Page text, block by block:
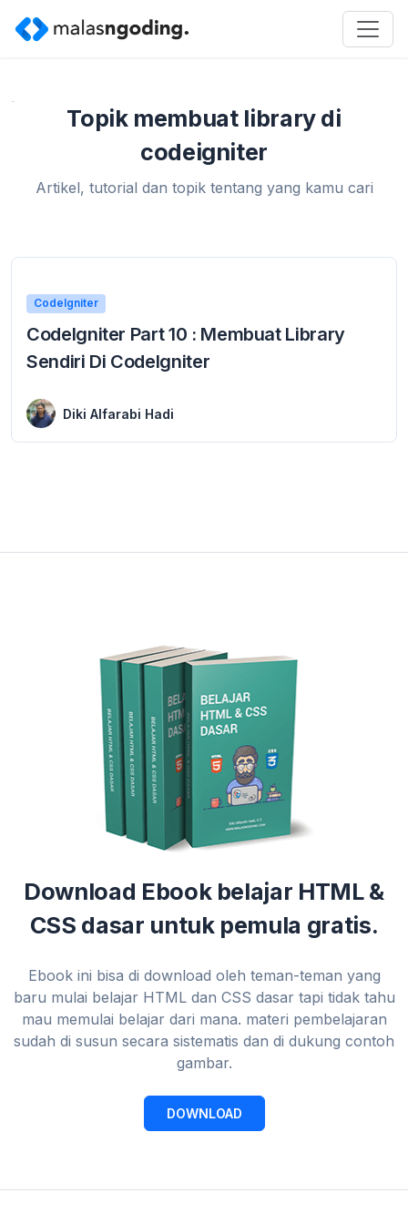
Topik membuat library di
codeigniter
Artikel, tutorial dan topik tentang yang kamu cari
CodeIgniter
CodeIgniter Part 10 : Membuat Library
Sendiri Di CodeIgniter
Diki Alfarabi Hadi
Download Ebook belajar HTML &
CSS dasar untuk pemula gratis.
Ebook ini bisa di download oleh teman-teman yang
baru mulai belajar HTML dan CSS dasar tapi tidak tahu
mau memulai belajar dari mana. materi pembelajaran
sudah di susun secara sistematis dan di dukung contoh
gambar.
DOWNLOAD